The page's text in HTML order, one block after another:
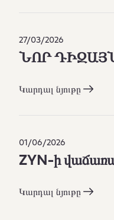
27/03/2026
ՆՈՐ
Կարդալ նյութը
01/06/2026
ZYN-ի
Կարդալ նյութը